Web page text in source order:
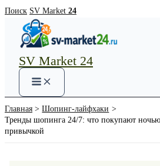
Перейти
содержимому
Поиск SV Market 24
SV Market 24
Main
Menu
Главная
Шопинг-лайфхаки
Тренды шопинга 24/7: что покупают
привычкой